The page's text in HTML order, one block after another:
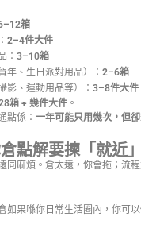
箱
2–4件大件
： 3–10箱
年、生日派對用品）： 2–6箱
影、運動用品等）： 3–8件大件
箱 + 幾件大件 。
點係： 一年可能只用幾次，但
點解要揀「就近
同麻煩。倉太遠，你會拖；流
如果喺你日常生活圈內，你可